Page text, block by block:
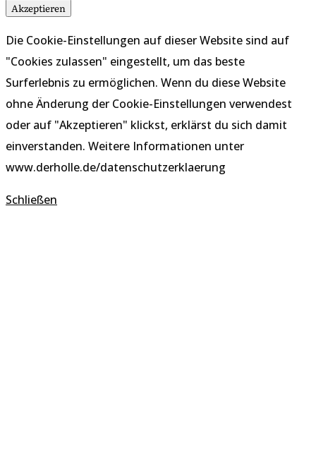
Akzeptieren
Die Cookie-Einstellungen auf dieser Website sind auf
"Cookies zulassen" eingestellt, um das beste
Surferlebnis zu ermöglichen. Wenn du diese Website
ohne Änderung der Cookie-Einstellungen verwendest
oder auf "Akzeptieren" klickst, erklärst du sich damit
einverstanden. Weitere Informationen unter
www.derholle.de/datenschutzerklaerung
Schließen